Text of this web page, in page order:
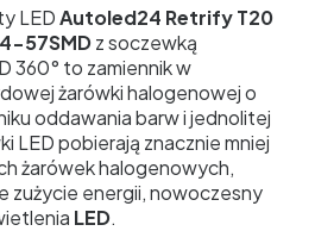
LEDAutoled24 Retrify T20
57SMDz soczewką
360° to zamiennik w
żarówki halogenowej o
oddawania barw i jednolitej
LED pobierają znacznie mniej
żarówek halogenowych,
zużycie energii, nowoczesny
LED.